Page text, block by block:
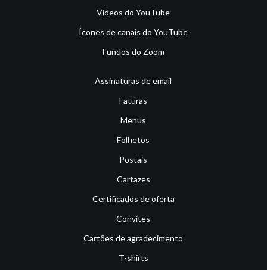
Vídeos do YouTube
Ícones de canais do YouTube
Fundos do Zoom
Assinaturas de email
Faturas
Menus
Folhetos
Postais
Cartazes
Certificados de oferta
Convites
Cartões de agradecimento
T-shirts